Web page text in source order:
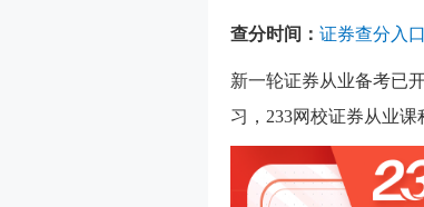
查分时间： 证券查分入口
新一轮证券从业备考已
习，233网校证券从业课